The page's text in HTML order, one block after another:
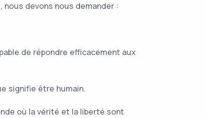
nous devons nous demander :
de répondre efficacement aux
signifie être humain.
où la vérité et la liberté sont